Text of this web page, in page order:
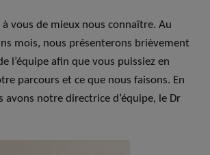
à vous de mieux nous connaître. Au
mois, nous présenterons brièvement
l’équipe afin que vous puissiez en
parcours et ce que nous faisons. En
avons notre directrice d’équipe, le Dr